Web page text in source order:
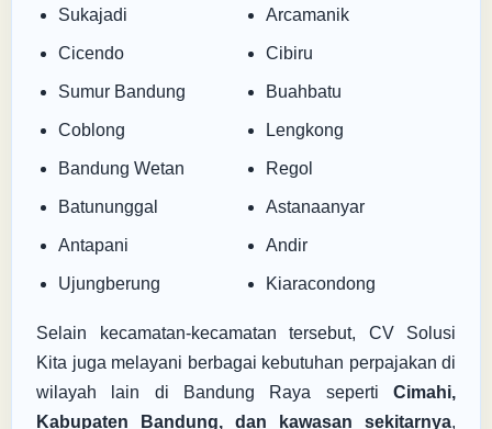
Sukajadi
Cicendo
Sumur Bandung
Coblong
Bandung Wetan
Batununggal
Antapani
Ujungberung
Arcamanik
Cibiru
Buahbatu
Lengkong
Regol
Astanaanyar
Andir
Kiaracondong
Selain kecamatan-kecamatan tersebut, CV Solusi
Kita juga melayani berbagai kebutuhan perpajakan di
wilayah lain di Bandung Raya seperti Cimahi,
Kabupaten Bandung, dan kawasan sekitarnya,